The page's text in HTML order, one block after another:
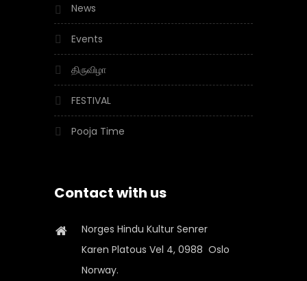
News
Events
திருவிழா
FESTIVAL
Pooja Time
Contact with us
Norges Hindu Kultur Senrer
Karen Platous Vel 4, 0988 Oslo
Norway.